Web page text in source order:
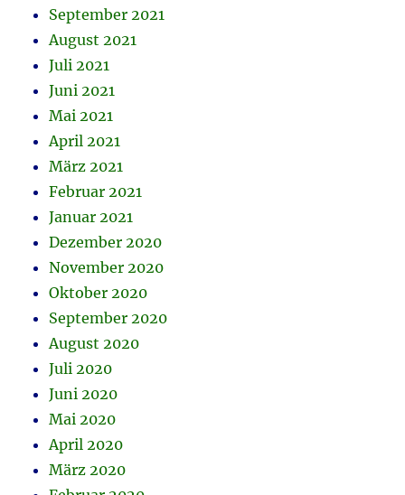
September 2021
August 2021
Juli 2021
Juni 2021
Mai 2021
April 2021
März 2021
Februar 2021
Januar 2021
Dezember 2020
November 2020
Oktober 2020
September 2020
August 2020
Juli 2020
Juni 2020
Mai 2020
April 2020
März 2020